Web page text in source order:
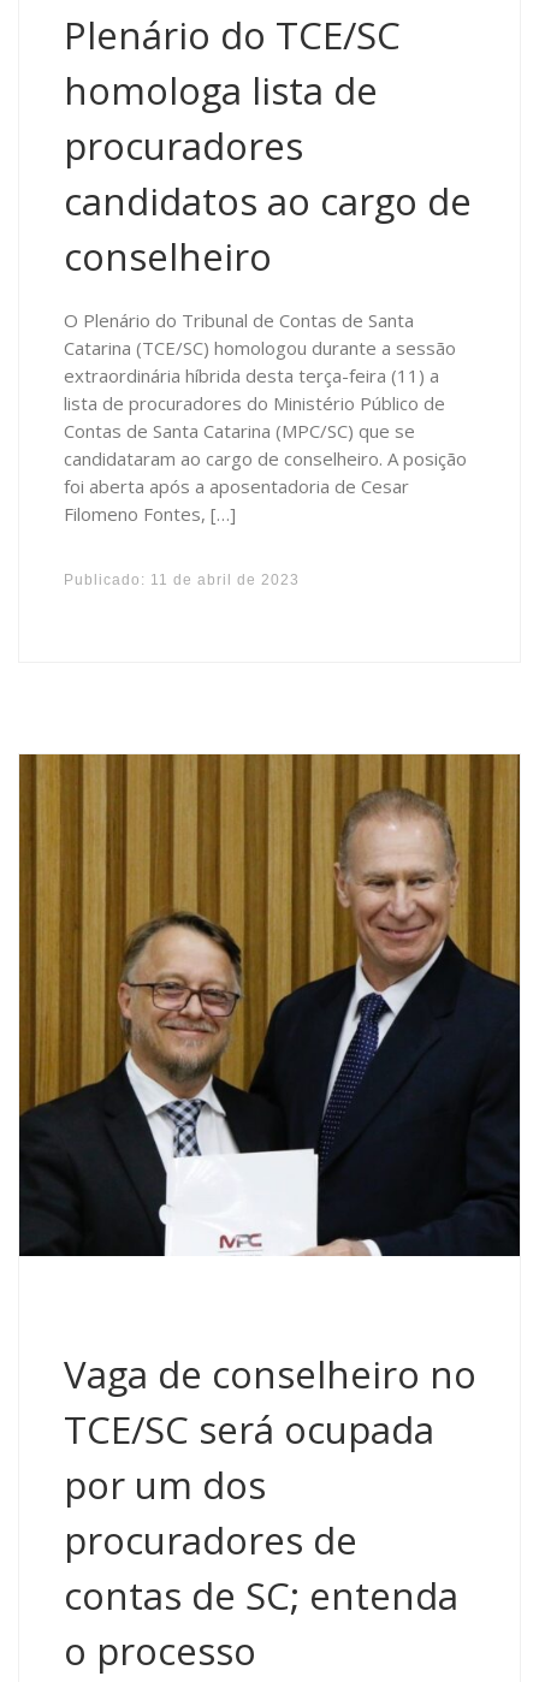
Plenário do TCE/SC
homologa lista de
procuradores
candidatos ao cargo de
conselheiro
O Plenário do Tribunal de Contas de Santa
Catarina (TCE/SC) homologou durante a sessão
extraordinária híbrida desta terça-feira (11) a
lista de procuradores do Ministério Público de
Contas de Santa Catarina (MPC/SC) que se
candidataram ao cargo de conselheiro. A posição
foi aberta após a aposentadoria de Cesar
Filomeno Fontes, […]
Publicado: 11 de abril de 2023
Vaga de conselheiro no
TCE/SC será ocupada
por um dos
procuradores de
contas de SC; entenda
o processo